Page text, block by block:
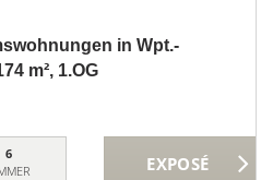
in Wpt.-
m², 1.OG
6